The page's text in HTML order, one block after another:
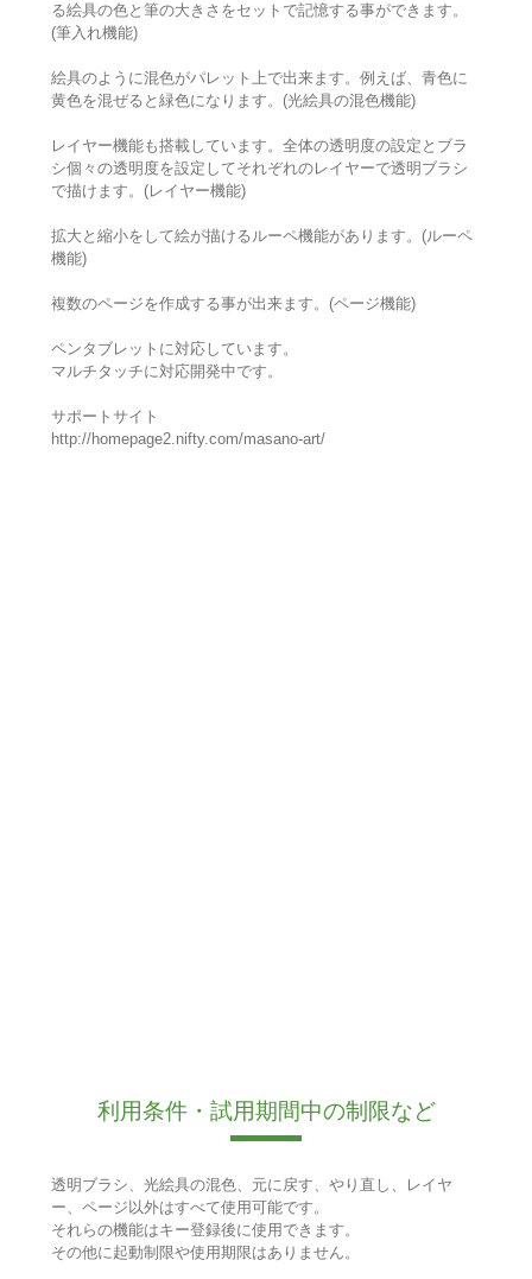
る絵具の色と筆の大きさをセットで記憶する事ができます。
(筆入れ機能)
絵具のように混色がパレット上で出来ます。例えば、青色に
黄色を混ぜると緑色になります。(光絵具の混色機能)
レイヤー機能も搭載しています。全体の透明度の設定とブラ
シ個々の透明度を設定してそれぞれのレイヤーで透明ブラシ
で描けます。(レイヤー機能)
拡大と縮小をして絵が描けるルーペ機能があります。(ルーペ
機能)
複数のページを作成する事が出来ます。(ページ機能)
ペンタブレットに対応しています。
マルチタッチに対応開発中です。
サポートサイト
http://homepage2.nifty.com/masano-art/
利用条件・試用期間中の制限など
透明ブラシ、光絵具の混色、元に戻す、やり直し、レイヤ
ー、ページ以外はすべて使用可能です。
それらの機能はキー登録後に使用できます。
その他に起動制限や使用期限はありません。